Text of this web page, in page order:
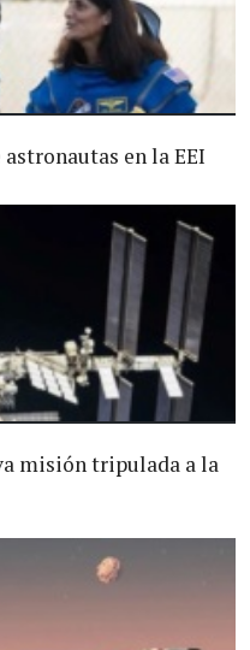
en la EEI
misión tripulada a la